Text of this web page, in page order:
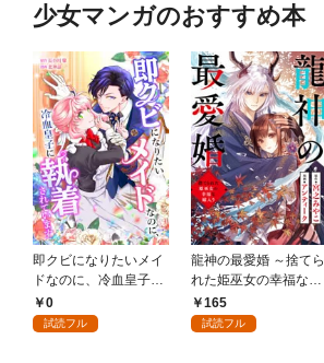
少女マンガのおすすめ本
即クビになりたいメイ
ドなのに、冷血皇子に
執着されています第1
話
0
試読フル
龍神の最愛婚 ～捨てら
れた姫巫女の幸福な嫁
入り～: 1
165
試読フル